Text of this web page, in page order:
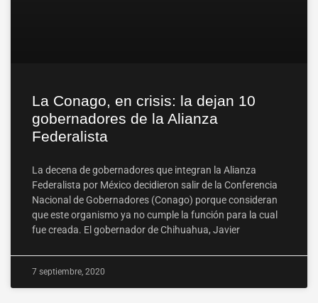
La Conago, en crisis: la dejan 10
gobernadores de la Alianza
Federalista
La decena de gobernadores que integran la Alianza
Federalista por México decidieron salir de la Conferencia
Nacional de Gobernadores (Conago) porque consideran
que este organismo ya no cumple la función para la cual
fue creada. El gobernador de Chihuahua, Javier
7 septiembre, 2020